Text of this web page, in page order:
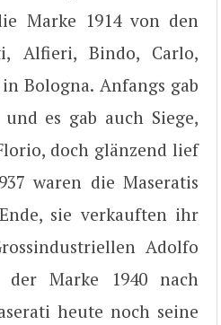
Marke 1914 von den
Alfieri, Bindo, Carlo,
Bologna. Anfangs gab
es gab auch Siege,
doch glänzend lief
waren die Maseratis
sie verkauften ihr
Adolfo
Marke 1940 nach
heute noch seine